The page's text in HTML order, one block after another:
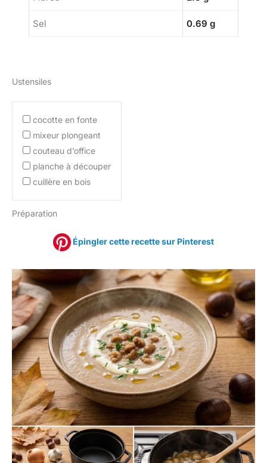
Sel 0.69 g
Ustensiles
cocotte en fonte
mixeur plongeant
couteau d’office
planche à découper
cuillère en bois
Préparation
Épingler cette recette sur Pinterest